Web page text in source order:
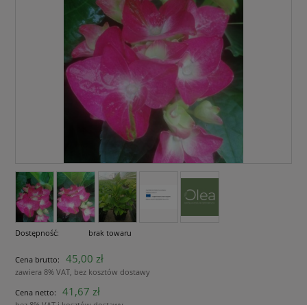
Dostępność: brak towaru
Cena brutto: 45,00 zł
zawiera 8% VAT, bez kosztów dostawy
Cena netto:
41,67 zł